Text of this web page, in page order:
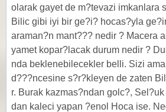
olarak gayet de m?tevazi imkanlara
Bilic gibi iyi bir ge?i? hocas?yla
araman?n mant??? nedir ? Macera
yamet kopar?lacak durum nedir ?
nda beklenebilecekler belli. Sizi
d???ncesine s?r?kleyen de zaten
r. Burak kazmas?ndan golc?,
dan kaleci yapan ?enol Hoca ise.